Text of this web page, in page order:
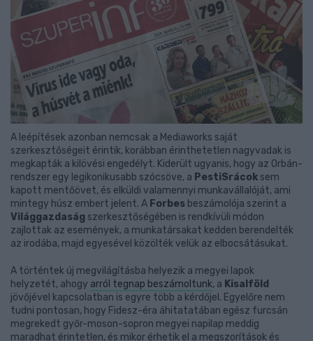
A leépítések azonban nemcsak a Mediaworks saját
szerkesztőségeit érintik, korábban érinthetetlen nagyvadak is
megkapták a kilövési engedélyt. Kiderült ugyanis, hogy az Orbán-
rendszer egy legikonikusabb szócsöve, a PestiSrácok sem
kapott mentőövet, és elküldi valamennyi munkavállalóját, ami
mintegy húsz embert jelent. A Forbes beszámolója szerint a
Világgazdaság szerkesztőségében is rendkívüli módon
zajlottak az események, a munkatársakat kedden berendelték
az irodába, majd egyesével közölték velük az elbocsátásukat.
A történtek új megvilágításba helyezik a megyei lapok
helyzetét, ahogy arról tegnap beszámoltunk, a Kisalföld
jövőjével kapcsolatban is egyre több a kérdőjel. Egyelőre nem
tudni pontosan, hogy Fidesz-éra áhitatatában egész furcsán
megrekedt győr-moson-sopron megyei napilap meddig
maradhat érintetlen, és mikor érhetik el a megszorítások és